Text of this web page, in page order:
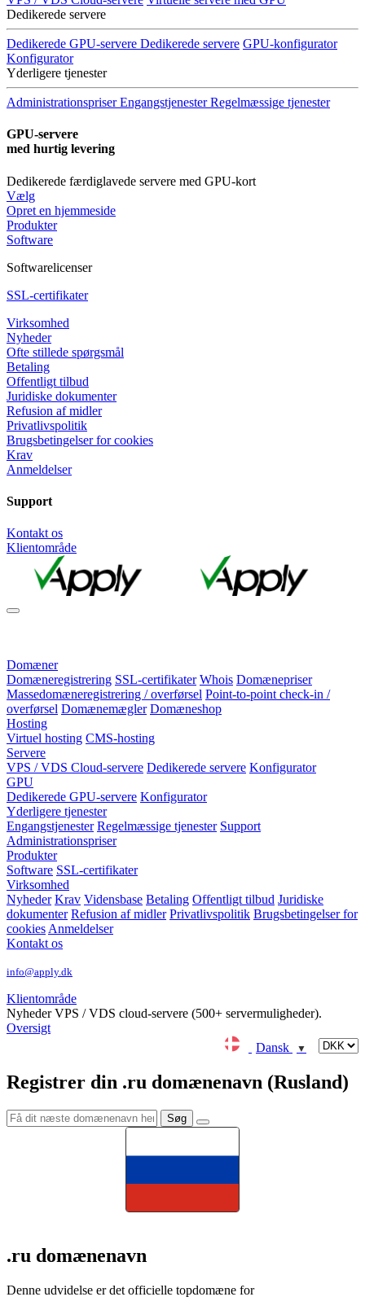
Dedikerede servere
Dedikerede GPU-servere Dedikerede servere GPU-konfigurator
Konfigurator
Yderligere tjenester
Administrationspriser Engangstjenester Regelmæssige tjenester
GPU-servere
med hurtig levering
Dedikerede færdiglavede servere med GPU-kort
Vælg
Opret en hjemmeside
Produkter
Software
Softwarelicenser
SSL-certifikater
Virksomhed
Nyheder
Ofte stillede spørgsmål
Betaling
Offentligt tilbud
Juridiske dokumenter
Refusion af midler
Privatlivspolitik
Brugsbetingelser for cookies
Krav
Anmeldelser
Support
Kontakt os
Klientområde
Domæner
Domæneregistrering SSL-certifikater Whois Domænepriser
Massedomæneregistrering / overførsel Point-to-point check-in /
overførsel Domænemægler Domæneshop
Hosting
Virtuel hosting CMS-hosting
Servere
VPS / VDS Cloud-servere Dedikerede servere Konfigurator
GPU
Dedikerede GPU-servere Konfigurator
Yderligere tjenester
Engangstjenester Regelmæssige tjenester Support
Administrationspriser
Produkter
Software SSL-certifikater
Virksomhed
Nyheder Krav Vidensbase Betaling Offentligt tilbud Juridiske
dokumenter Refusion af midler Privatlivspolitik Brugsbetingelser for
cookies Anmeldelser
Kontakt os
info@apply.dk
Klientområde
Nyheder VPS / VDS cloud-servere (500+ servermuligheder).
Oversigt
Dansk
▼
Registrer din .ru domænenavn (Rusland)
.ru domænenavn
Denne udvidelse er det officielle topdomæne for